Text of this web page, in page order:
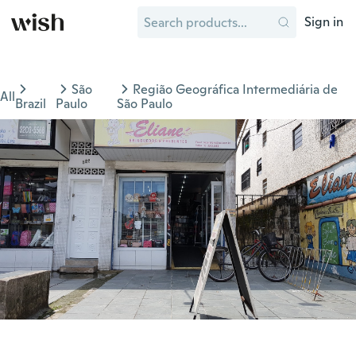
Sign in
AllBrazil
São
Paulo
Região Geográfica Intermediária de
São Paulo